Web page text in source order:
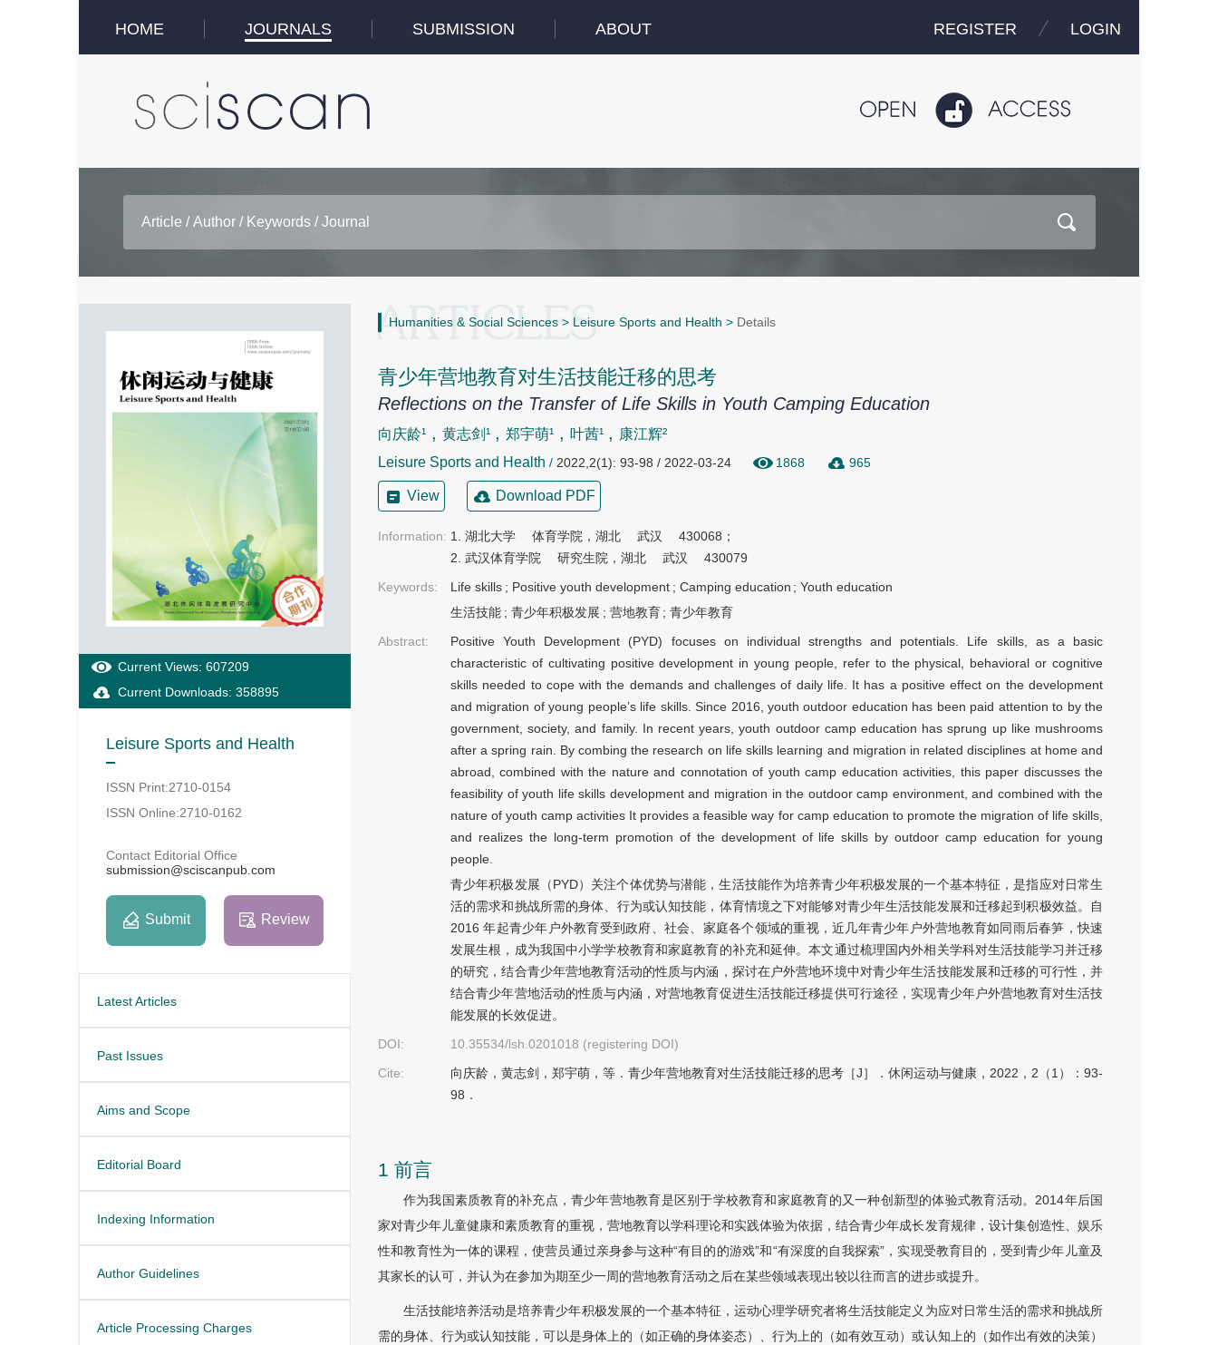
HOME JOURNALS SUBMISSION ABOUT REGISTER LOGIN
Current Views: 607209
Current Downloads: 358895
Leisure Sports and Health
ISSN Print:2710-0154
ISSN Online:2710-0162
Contact Editorial Office
submission@sciscanpub.com
Submit Review
Latest Articles
Past Issues
Aims and Scope
Editorial Board
Indexing Information
Author Guidelines
Article Processing Charges
Humanities & Social Sciences > Leisure Sports and Health > Details
青少年营地教育对生活技能迁移的思考
Reflections on the Transfer of Life Skills in Youth Camping Education
向庆龄¹ , 黄志剑¹ ,郑宇萌¹ , 叶茜¹ , 康江辉²
Leisure Sports and Health / 2022,2(1): 93-98 / 2022-03-24 1868 965
View Download PDF
Information: 1. 湖北大学  体育学院，湖北  武汉  430068；
2. 武汉体育学院  研究生院，湖北  武汉  430079
Keywords:
Life skills ; Positive youth development ; Camping education ;Youth education
生活技能 ; 青少年积极发展 ; 营地教育 ;青少年教育
Abstract:
Positive Youth Development (PYD) focuses on individual strengths and potentials. Life skills, as a basic
characteristic of cultivating positive development in young people, refer to the physical, behavioral or cognitive
skills needed to cope with the demands and challenges of daily life. It has a positive effect on the development
and migration of young people’s life skills. Since 2016, youth outdoor education has been paid attention to by the
government, society, and family. In recent years, youth outdoor camp education has sprung up like mushrooms
after a spring rain. By combing the research on life skills learning and migration in related disciplines at home and
abroad, combined with the nature and connotation of youth camp education activities, this paper discusses the
feasibility of youth life skills development and migration in the outdoor camp environment, and combined with the
nature of youth camp activities It provides a feasible way for camp education to promote the migration of life skills,
and realizes the long-term promotion of the development of life skills by outdoor camp education for young
people.
青少年积极发展（PYD）关注个体优势与潜能，生活技能作为培养青少年积极发展的一个基本特征，是指应对日常生
活的需求和挑战所需的身体、行为或认知技能，体育情境之下对能够对青少年生活技能发展和迁移起到积极效益。自
2016 年起青少年户外教育受到政府、社会、家庭各个领域的重视，近几年青少年户外营地教育如同雨后春笋，快速
发展生根，成为我国中小学学校教育和家庭教育的补充和延伸。本文通过梳理国内外相关学科对生活技能学习并迁移
的研究，结合青少年营地教育活动的性质与内涵，探讨在户外营地环境中对青少年生活技能发展和迁移的可行性，并
结合青少年营地活动的性质与内涵，对营地教育促进生活技能迁移提供可行途径，实现青少年户外营地教育对生活技
能发展的长效促进。
DOI:
10.35534/lsh.0201018 (registering DOI)
Cite:
向庆龄，黄志剑，郑宇萌，等．青少年营地教育对生活技能迁移的思考［J］．休闲运动与健康，2022，2（1）：93-
98．
1 前言
作为我国素质教育的补充点，青少年营地教育是区别于学校教育和家庭教育的又一种创新型的体验式教育活动。2014年后国
家对青少年儿童健康和素质教育的重视，营地教育以学科理论和实践体验为依据，结合青少年成长发育规律，设计集创造性、娱乐
性和教育性为一体的课程，使营员通过亲身参与这种“有目的的游戏”和“有深度的自我探索”，实现受教育目的，受到青少年儿童及
其家长的认可，并认为在参加为期至少一周的营地教育活动之后在某些领域表现出较以往而言的进步或提升。
生活技能培养活动是培养青少年积极发展的一个基本特征，运动心理学研究者将生活技能定义为应对日常生活的需求和挑战所
需的身体、行为或认知技能，可以是身体上的（如正确的身体姿态）、行为上的（如有效互动）或认知上的（如作出有效的决策）